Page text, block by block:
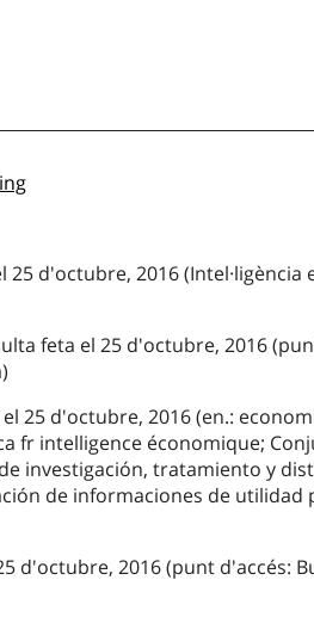
25 d'octubre, 2016 (Intel·ligència
feta el 25 d'octubre, 2016
25 d'octubre, 2016 (en.:
fr intelligence économique;
investigación, tratamiento y
de informaciones de utilidad
d'octubre, 2016 (punt d'accés: